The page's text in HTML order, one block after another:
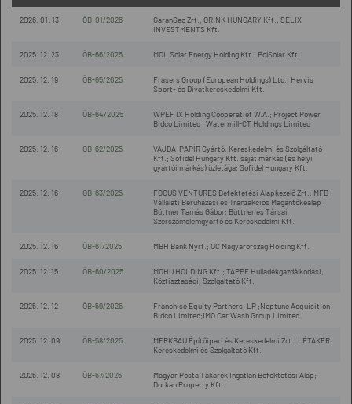
2026. 01. 13 ÖB-01/2026
GaranSec Zrt., ORINK HUNGARY Kft., SELIX
INVESTMENTS Kft.
2025. 12. 23 ÖB-66/2025 MOL Solar Energy Holding Kft.; PolSolar Kft.
2025. 12. 19 ÖB-65/2025
Frasers Group (European Holdings) Ltd.; Hervis
Sport- és Divatkereskedelmi Kft.
2025. 12. 18 ÖB-64/2025
WPEF IX Holding Coöperatief W.A.; Project Power
Bidco Limited ; Watermill-CT Holdings Limited
2025. 12. 16 ÖB-62/2025
VAJDA-PAPÍR Gyártó, Kereskedelmi és Szolgáltató
Kft.; Sofidel Hungary Kft. saját márkás (és helyi
gyártói márkás) üzletága; Sofidel Hungary Kft.
2025. 12. 16 ÖB-63/2025
FOCUS VENTURES Befektetési Alapkezelő Zrt.; MFB
Vállalati Beruházási és Tranzakciós Magántőkealap ;
Büttner Tamás Gábor; Büttner és Társai
Szerszámelemgyártó és Kereskedelmi Kft.
2025. 12. 16 ÖB-61/2025 MBH Bank Nyrt.; OC Magyarország Holding Kft.
2025. 12. 15 ÖB-60/2025
MOHU HOLDING Kft.; TAPPE Hulladékgazdálkodási,
Köztisztasági, Szolgáltató Kft.
2025. 12. 12 ÖB-59/2025
Franchise Equity Partners, LP ;Neptune Acquisition
Bidco Limited;IMO Car Wash Group Limited
2025. 12. 09 ÖB-58/2025
MERKBAU Építőipari és Kereskedelmi Zrt.; LÉTAKER
Kereskedelmi és Szolgáltató Kft.
2025. 12. 08 ÖB-57/2025
Magyar Posta Takarék Ingatlan Befektetési Alap;
Dorkan Property Kft.